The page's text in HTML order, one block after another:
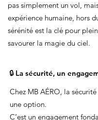
pas simplement un vol,
expérience humaine, hors
sérénité est la clé pour
savourer la magie du ciel.
🔒 La sécurité, un
Chez MB AÉRO, la sécurité
une option.
C’est un engagement